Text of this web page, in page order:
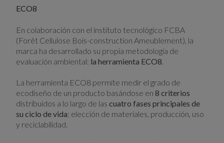
ECO8
En colaboración con el instituto tecnológico FCBA
(Forêt Cellulose Bois-construction Ameublement), la
marca ha desarrollado su propia metodología de
evaluación ambiental: la herramienta ECO8.
La herramienta ECO8 permite medir el grado de
ecodiseño de un producto basándose en8 criterios
distribuidos a lo largo de lascuatro fases principales de
su ciclo de vida: elección de materiales, producción, uso
y reciclabilidad.